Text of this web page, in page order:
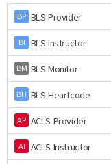
BP BLS Provider
BI BLS Instructor
BM BLS Monitor
BH BLS Heartcode
AP ACLS Provider
AI ACLS Instructor